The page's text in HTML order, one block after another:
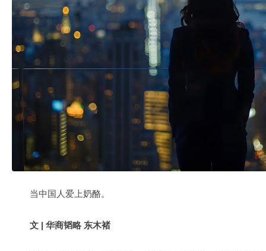
当中国人爱上奶酪。
文 | 华商韬略 东木褚